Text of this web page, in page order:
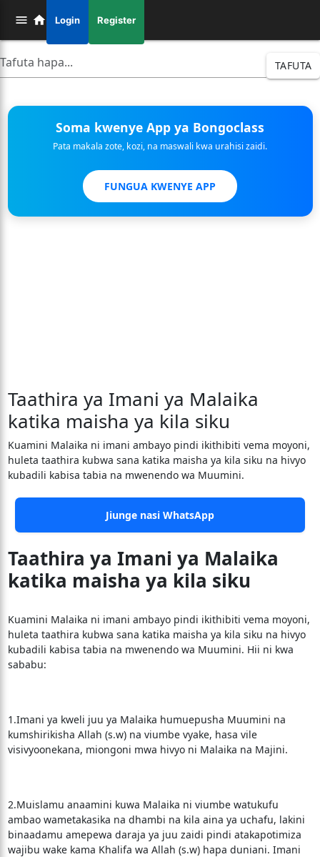
Login Register
TAFUTA
Soma kwenye App ya Bongoclass
Pata makala zote, kozi, na maswali kwa urahisi zaidi.
FUNGUA KWENYE APP
Taathira ya Imani ya Malaika
katika maisha ya kila siku
Kuamini Malaika ni imani ambayo pindi ikithibiti vema moyoni,
huleta taathira kubwa sana katika maisha ya kila siku na hivyo
kubadili kabisa tabia na mwenendo wa Muumini.
Jiunge nasi WhatsApp
Taathira ya Imani ya Malaika
katika maisha ya kila siku
Kuamini Malaika ni imani ambayo pindi ikithibiti vema moyoni,
huleta taathira kubwa sana katika maisha ya kila siku na hivyo
kubadili kabisa tabia na mwenendo wa Muumini. Hii ni kwa
sababu:
1.Imani ya kweli juu ya Malaika humuepusha Muumini na
kumshirikisha Allah (s.w) na viumbe vyake, hasa vile
visivyoonekana, miongoni mwa hivyo ni Malaika na Majini.
2.Muislamu anaamini kuwa Malaika ni viumbe watukufu
ambao wametakasika na dhambi na kila aina ya uchafu, lakini
binaadamu amepewa daraja ya juu zaidi pindi atakapotimiza
wajibu wake kama Khalifa wa Allah (s.w) hapa duniani. Imani